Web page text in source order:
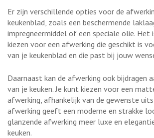
Er zijn verschillende opties voor de
keukenblad, zoals een beschermende
impregneermiddel of een speciale olie. Het
kiezen voor een afwerking die geschikt is
van je keukenblad en die past bij jouw
Daarnaast kan de afwerking ook bijdragen
van je keuken. Je kunt kiezen voor een
afwerking, afhankelijk van de gewenste
afwerking geeft een moderne en strakke
glanzende afwerking meer luxe en
keuken.